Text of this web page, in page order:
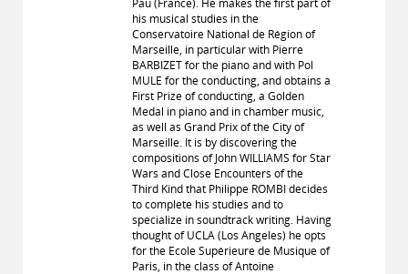
Pau (France). He makes the first part of
his musical studies in the
Conservatoire National de Région of
Marseille, in particular with Pierre
BARBIZET for the piano and with Pol
MULE for the conducting, and obtains a
First Prize of conducting, a Golden
Medal in piano and in chamber music,
as well as Grand Prix of the City of
Marseille. It is by discovering the
compositions of John WILLIAMS for Star
Wars and Close Encounters of the
Third Kind that Philippe ROMBI decides
to complete his studies and to
specialize in soundtrack writing. Having
thought of UCLA (Los Angeles) he opts
for the Ecole Supérieure de Musique of
Paris, in the class of Antoine